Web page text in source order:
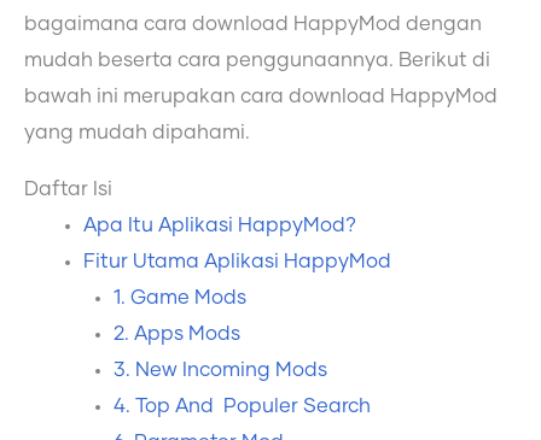
bagaimana cara download HappyMod dengan
mudah beserta cara penggunaannya. Berikut di
bawah ini merupakan cara download HappyMod
yang mudah dipahami.
Daftar Isi
Apa Itu Aplikasi HappyMod?
Fitur Utama Aplikasi HappyMod
1. Game Mods
2. Apps Mods
3. New Incoming Mods
4. Top And Populer Search